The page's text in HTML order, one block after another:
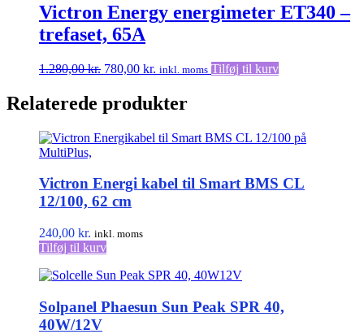
Victron Energy energimeter ET340 –
trefaset, 65A
1.280,00kr. Den
var:
780,00 kr. Den
pris
er:
inkl. moms Tilføj til kurv
Relaterede produkter
Victron Energi kabel til Smart BMS CL
12/100, 62 cm
240,00 kr. inkl. moms
Tilføj til kurv
Solpanel Phaesun Sun Peak SPR 40,
40W/12V